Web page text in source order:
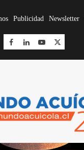
Publicidad Newsletter